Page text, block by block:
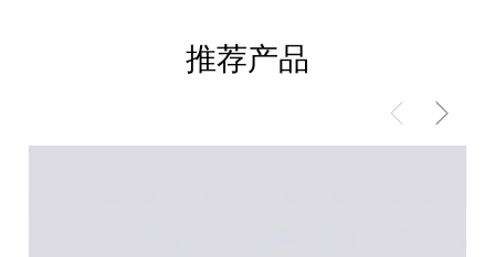
推荐产品